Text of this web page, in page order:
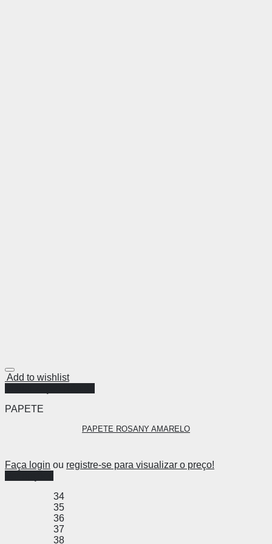
Add to wishlist
PAPETE
PAPETE ROSANY AMARELO
Faça login ou registre-se para visualizar o preço!
34
35
36
37
38